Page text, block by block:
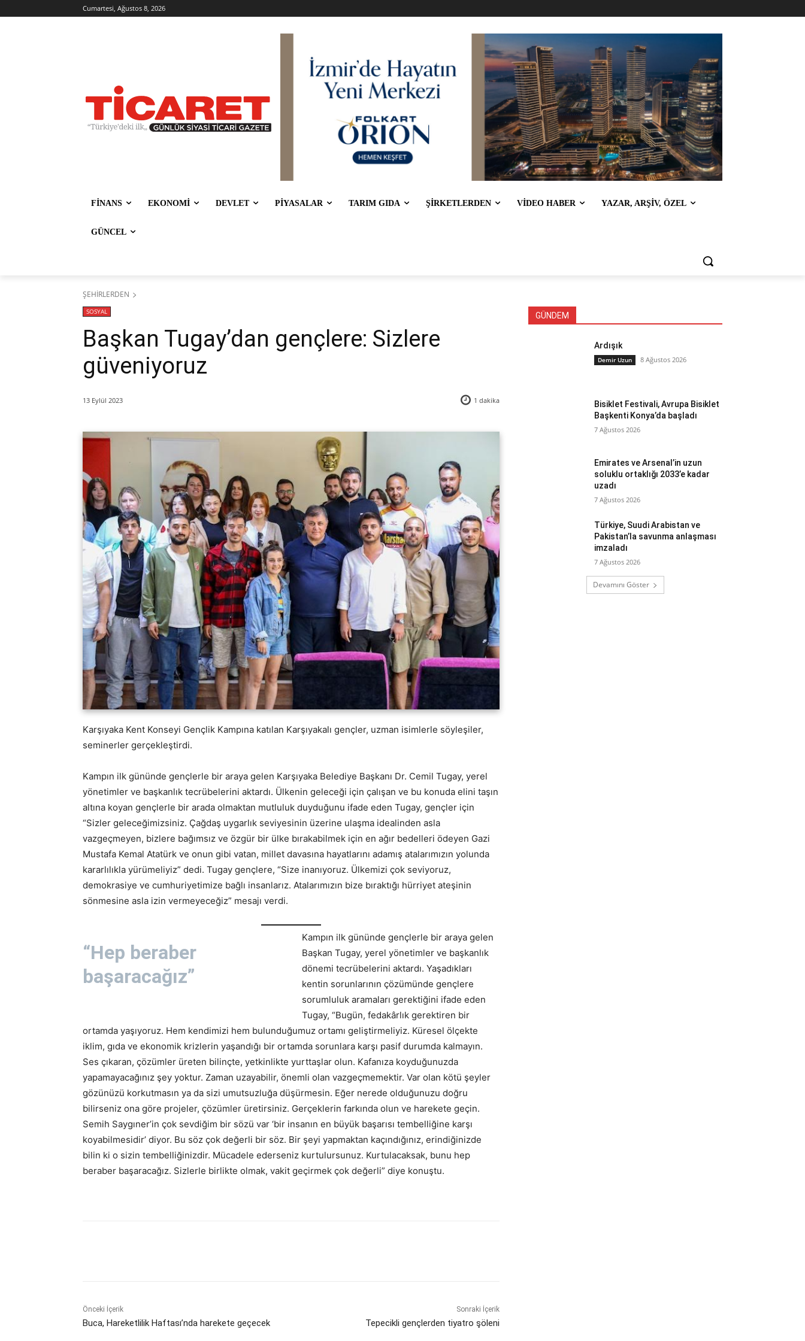
Cumartesi, Ağustos 8, 2026
FİNANS EKONOMİ DEVLET PİYASALAR TARIM GIDA ŞİRKETLERDEN VİDEO HABER YAZAR, ARŞİV, ÖZEL
GÜNCEL
ŞEHİRLERDEN
SOSYAL
Başkan Tugay’dan gençlere: Sizlere
güveniyoruz
13 Eylül 2023 1 dakika
Karşıyaka Kent Konseyi Gençlik Kampına katılan Karşıyakalı gençler, uzman isimlerle söyleşiler,
seminerler gerçekleştirdi.
Kampın ilk gününde gençlerle bir araya gelen Karşıyaka Belediye Başkanı Dr. Cemil Tugay, yerel
yönetimler ve başkanlık tecrübelerini aktardı. Ülkenin geleceği için çalışan ve bu konuda elini taşın
altına koyan gençlerle bir arada olmaktan mutluluk duyduğunu ifade eden Tugay, gençler için
“Sizler geleceğimizsiniz. Çağdaş uygarlık seviyesinin üzerine ulaşma idealinden asla
vazgeçmeyen, bizlere bağımsız ve özgür bir ülke bırakabilmek için en ağır bedelleri ödeyen Gazi
Mustafa Kemal Atatürk ve onun gibi vatan, millet davasına hayatlarını adamış atalarımızın yolunda
kararlılıkla yürümeliyiz” dedi. Tugay gençlere, “Size inanıyoruz. Ülkemizi çok seviyoruz,
demokrasiye ve cumhuriyetimize bağlı insanlarız. Atalarımızın bize bıraktığı hürriyet ateşinin
sönmesine asla izin vermeyeceğiz” mesajı verdi.
“Hep beraber
başaracağız”
Kampın ilk gününde gençlerle bir araya gelen
Başkan Tugay, yerel yönetimler ve başkanlık
dönemi tecrübelerini aktardı. Yaşadıkları
kentin sorunlarının çözümünde gençlere
sorumluluk aramaları gerektiğini ifade eden
Tugay, “Bugün, fedakârlık gerektiren bir
ortamda yaşıyoruz. Hem kendimizi hem bulunduğumuz ortamı geliştirmeliyiz. Küresel ölçekte
iklim, gıda ve ekonomik krizlerin yaşandığı bir ortamda sorunlara karşı pasif durumda kalmayın.
Ses çıkaran, çözümler üreten bilinçte, yetkinlikte yurttaşlar olun. Kafanıza koyduğunuzda
yapamayacağınız şey yoktur. Zaman uzayabilir, önemli olan vazgeçmemektir. Var olan kötü şeyler
gözünüzü korkutmasın ya da sizi umutsuzluğa düşürmesin. Eğer nerede olduğunuzu doğru
bilirseniz ona göre projeler, çözümler üretirsiniz. Gerçeklerin farkında olun ve harekete geçin.
Semih Saygıner’in çok sevdiğim bir sözü var ‘bir insanın en büyük başarısı tembelliğine karşı
koyabilmesidir’ diyor. Bu söz çok değerli bir söz. Bir şeyi yapmaktan kaçındığınız, erindiğinizde
bilin ki o sizin tembelliğinizdir. Mücadele ederseniz kurtulursunuz. Kurtulacaksak, bunu hep
beraber başaracağız. Sizlerle birlikte olmak, vakit geçirmek çok değerli” diye konuştu.
Önceki İçerik
Buca, Hareketlilik Haftası’nda harekete geçecek
Sonraki İçerik
Tepecikli gençlerden tiyatro şöleni
GÜNDEM
Ardışık
Demir Uzun 8 Ağustos 2026
Bisiklet Festivali, Avrupa Bisiklet
Başkenti Konya’da başladı
7 Ağustos 2026
Emirates ve Arsenal’in uzun
soluklu ortaklığı 2033’e kadar
uzadı
7 Ağustos 2026
Türkiye, Suudi Arabistan ve
Pakistan’la savunma anlaşması
imzaladı
7 Ağustos 2026
Devamını Göster